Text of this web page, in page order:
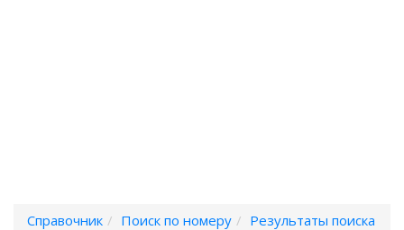
Справочник Поиск по номеру
Результаты поиска